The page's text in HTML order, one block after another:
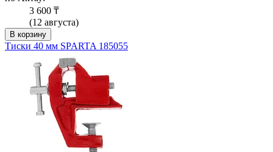
3 600 ₸
(12 августа)
В корзину
Тиски 40 мм SPARTA 185055